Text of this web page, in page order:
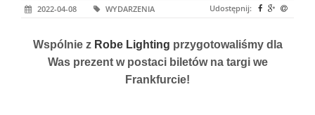
2022-04-08 WYDARZENIA Udostępnij:
Wspólnie z Robe Lighting przygotowaliśmy dla
Was prezent w postaci biletów na targi we
Frankfurcie!